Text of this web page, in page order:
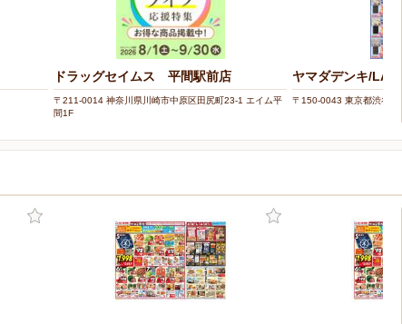
ドラッグセイムス 平間駅前店
〒211-0014 神奈川県川崎市中原区田尻町23-1 エイム平
間1F
ヤマダデンキ/LABI
〒150-0043 東京都渋谷区